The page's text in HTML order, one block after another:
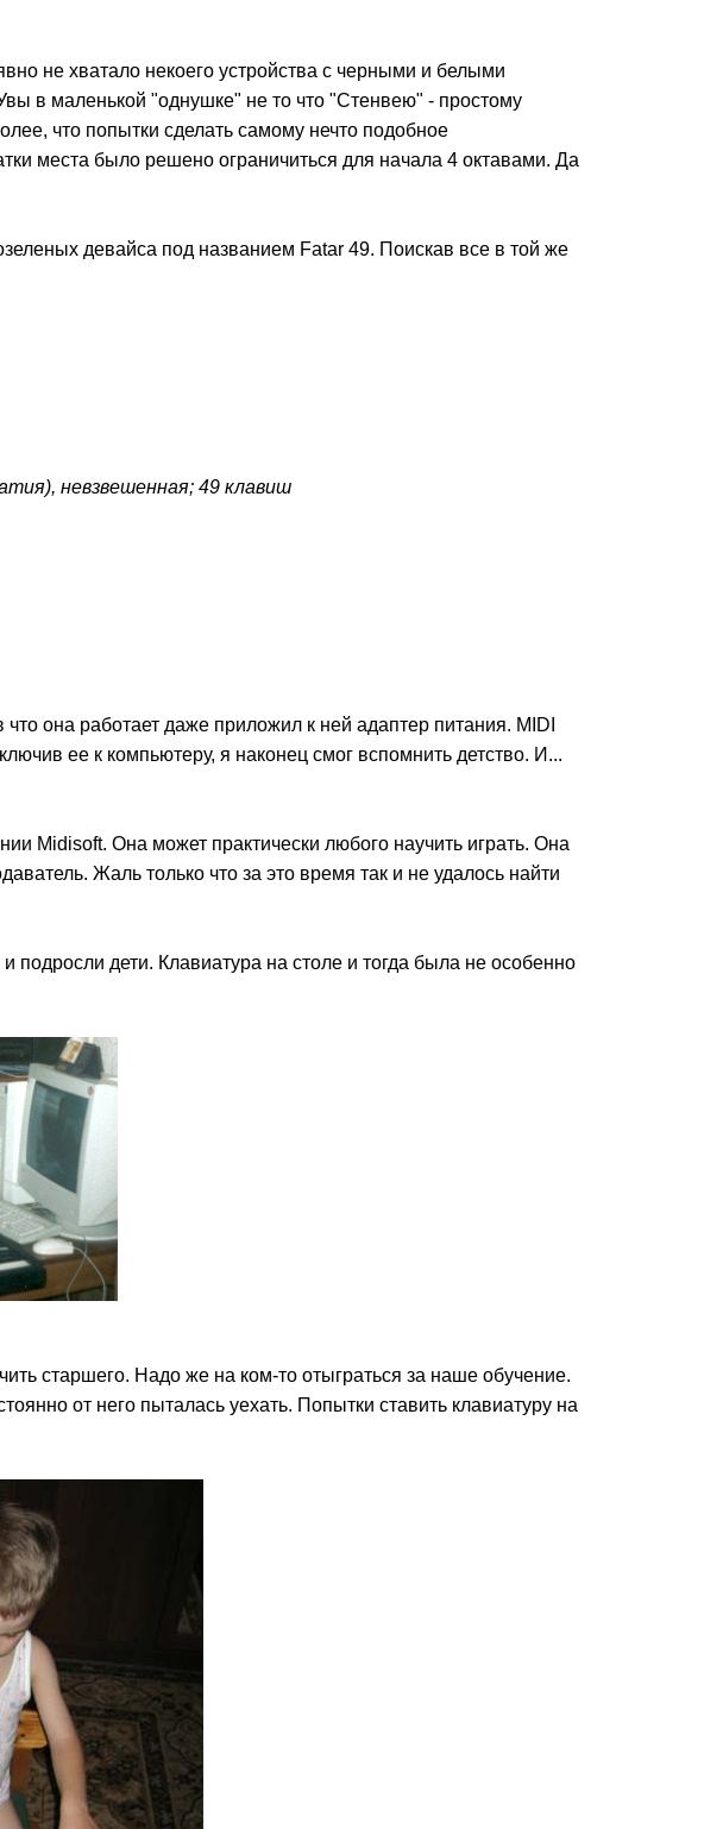
не хватало некоего устройства с черными и белыми
в маленькой "однушке" не то что "Стенвею" - простому
что попытки сделать самому нечто подобное
места было решено ограничиться для начала 4 октавами. Да
девайса под названием Fatar 49. Поискав все в той же
невзвешенная; 49 клавиш
она работает даже приложил к ней адаптер питания. MIDI
ее к компьютеру, я наконец смог вспомнить детство. И...
Midisoft. Она может практически любого научить играть. Она
Жаль только что за это время так и не удалось найти
дети. Клавиатура на столе и тогда была не особенно
старшего. Надо же на ком-то отыграться за наше обучение.
от него пыталась уехать. Попытки ставить клавиатуру на